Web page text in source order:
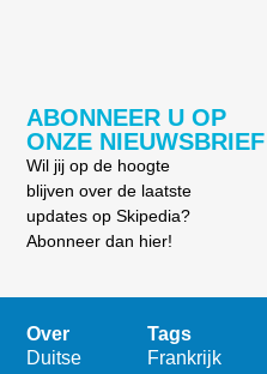
ABONNEER U OP
ONZE NIEUWSBRIEF
Wil jij op de hoogte
blijven over de laatste
updates op Skipedia?
Abonneer dan hier!
Over
Duitse
Tags
Frankrijk